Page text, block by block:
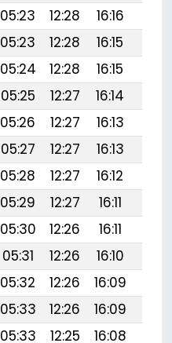
05:23 12:28 16:16
05:23 12:28 16:15
05:24 12:28 16:15
05:25 12:27 16:14
05:26 12:27 16:13
05:27 12:27 16:13
05:28 12:27 16:12
05:29 12:27 16:11
05:30 12:26 16:11
05:31 12:26 16:10
05:32 12:26 16:09
05:33 12:26 16:09
05:33 12:25 16:08